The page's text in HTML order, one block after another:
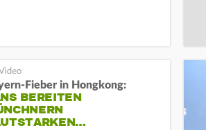
Fieber in Hongkong:
BEREITEN